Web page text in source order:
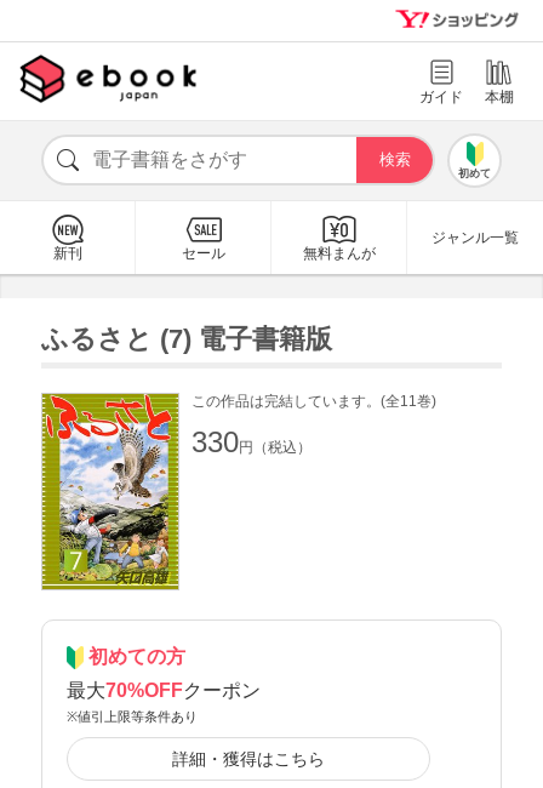
ガイド 本棚
初めて
新刊 セール 無料まんが
ジャンル一覧
ふるさと (7) 電子書籍版
この作品は完結しています。(全11巻)
330円（税込）
初めての方
最大70%OFFクーポン
※値引上限等条件あり
詳細・獲得はこちら